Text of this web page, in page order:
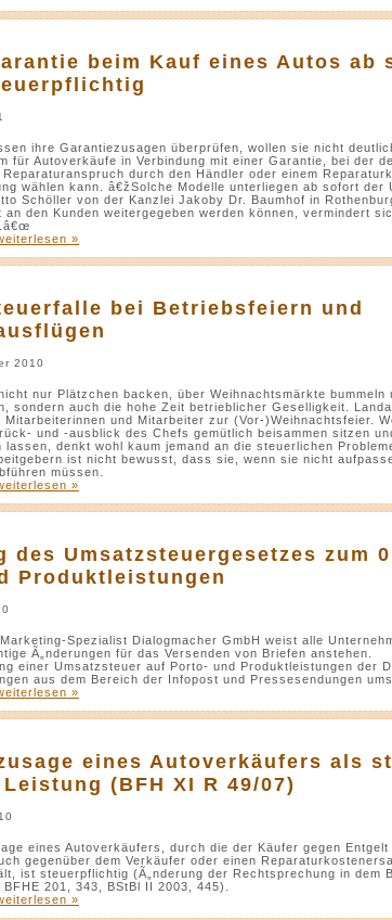
beim Kauf eines Autos ab
ihre Garantiezusagen überprüfen, wollen sie nicht
für Autoverkäufe in Verbindung mit einer Garantie, bei der
durch den Händler oder einem
wählen kann. â€žSolche Modelle unterliegen ab sofort
Schöller von der Kanzlei Jakoby Dr. Baumhof in
an den Kunden weitergegeben werden können, vermindert
»
bei Betriebsfeiern und
2010
nur Plätzchen backen, über Weihnachtsmärkte bummeln
sondern auch die hohe Zeit betrieblicher Geselligkeit.
und Mitarbeiter zur (Vor-)Weihnachtsfeier.
und -ausblick des Chefs gemütlich beisammen sitzen
lassen, denkt wohl kaum jemand an die steuerlichen
ist nicht bewusst, dass sie, wenn sie nicht
müssen.
»
des Umsatzsteuergesetzes zum
Produktleistungen
Spezialist Dialogmacher GmbH weist alle
Ã„nderungen für das Versenden von Briefen anstehen.
einer Umsatzsteuer auf Porto- und Produktleistungen der
aus dem Bereich der Infopost und Pressesendungen
»
eines Autoverkäufers als
(BFH XI R 49/07)
eines Autoverkäufers, durch die der Käufer gegen
gegenüber dem Verkäufer oder einen
ist steuerpflichtig (Ã„nderung der Rechtsprechung in dem
201, 343, BStBl II 2003, 445).
»